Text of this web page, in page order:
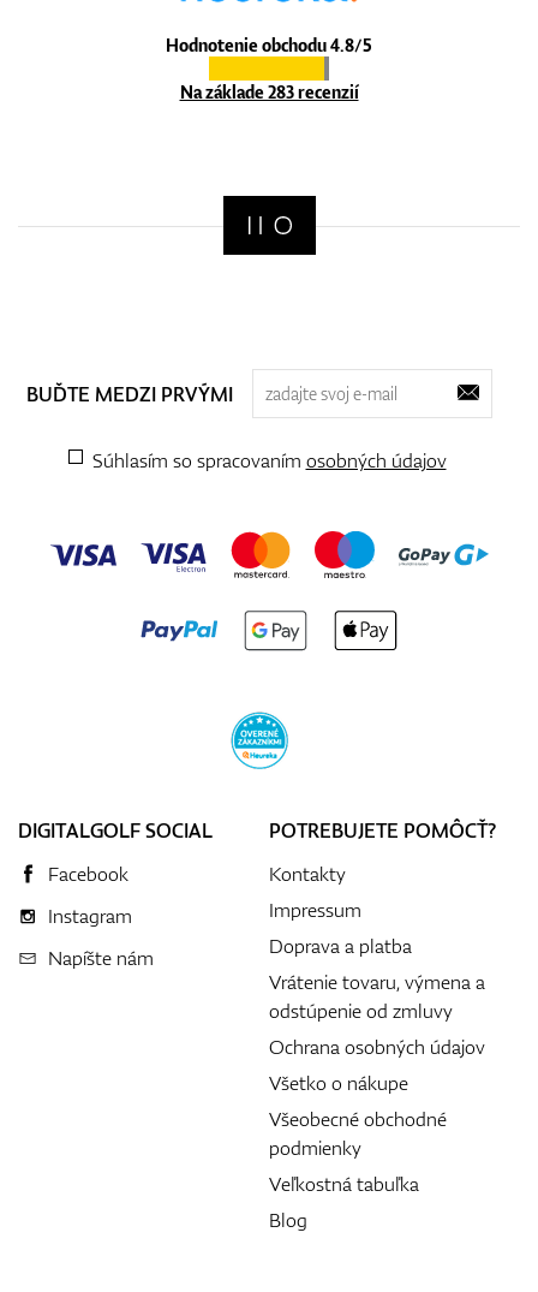
Hodnotenie obchodu 4.8/5
Na základe 283 recenzií
BUĎTE MEDZI PRVÝMI
Súhlasím so spracovaním osobných údajov
DIGITALGOLF SOCIAL
Facebook
Instagram
Napíšte nám
POTREBUJETE POMÔCŤ?
Kontakty
Impressum
Doprava a platba
Vrátenie tovaru, výmena a
odstúpenie od zmluvy
Ochrana osobných údajov
Všetko o nákupe
Všeobecné obchodné
podmienky
Veľkostná tabuľka
Blog